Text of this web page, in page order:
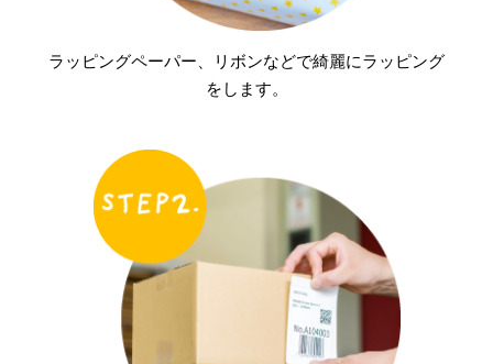
ラッピングペーパー、リボンなどで綺麗にラッピング
をします。